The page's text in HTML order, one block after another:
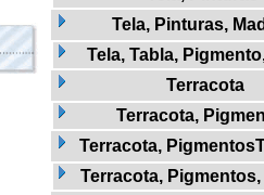
Tela, Pinturas,
Tela, Tabla,
Terracota
Terracota,
Terracota,
Terracota,